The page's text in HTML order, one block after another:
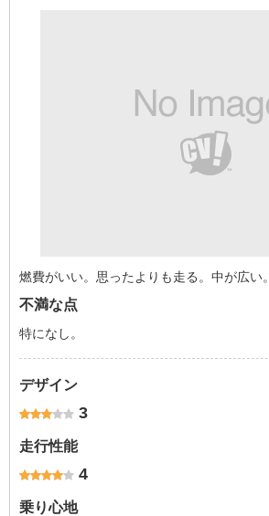
燃費がいい。思ったよりも走る。中が広い。
不満な点
特になし。
デザイン
3
走行性能
4
乗り心地